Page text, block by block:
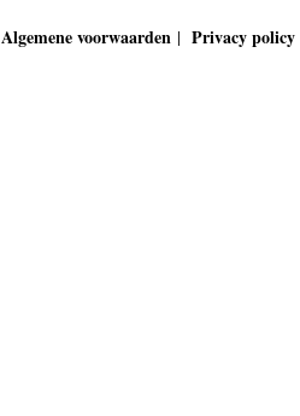
Algemene voorwaarden | Privacy policy